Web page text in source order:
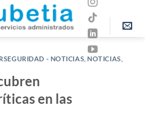
- NOTICIAS ,NOTICIAS
en las